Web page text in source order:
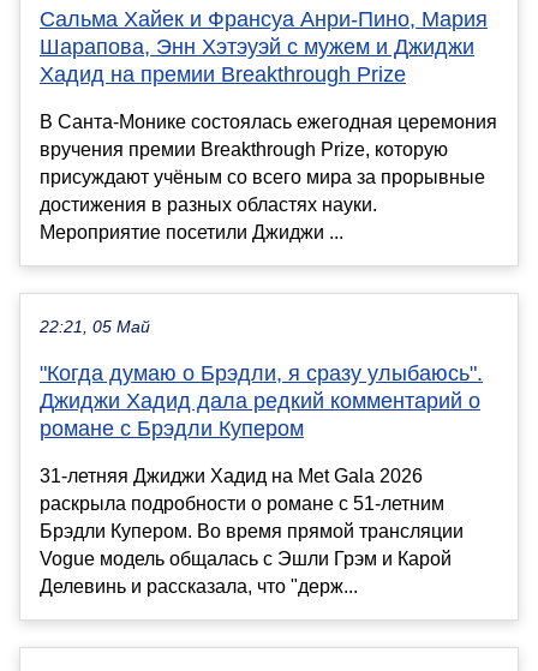
Сальма Хайек и Франсуа Анри-Пино, Мария
Шарапова, Энн Хэтэуэй с мужем и Джиджи
Хадид на премии Breakthrough Prize
В Санта-Монике состоялась ежегодная церемония
вручения премии Breakthrough Prize, которую
присуждают учёным со всего мира за прорывные
достижения в разных областях науки.
Мероприятие посетили Джиджи ...
22:21, 05 Май
"Когда думаю о Брэдли, я сразу улыбаюсь".
Джиджи Хадид дала редкий комментарий о
романе с Брэдли Купером
31-летняя Джиджи Хадид на Met Gala 2026
раскрыла подробности о романе с 51-летним
Брэдли Купером. Во время прямой трансляции
Vogue модель общалась с Эшли Грэм и Карой
Делевинь и рассказала, что "держ...